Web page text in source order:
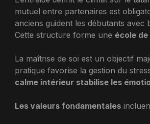
mutuel entre partenaires est
anciens guident les débutants avec
Cette structure forme une école de
La maîtrise de soi est un objectif
pratique favorise la gestion du
calme intérieur stabilise les
Les valeurs fondamentales